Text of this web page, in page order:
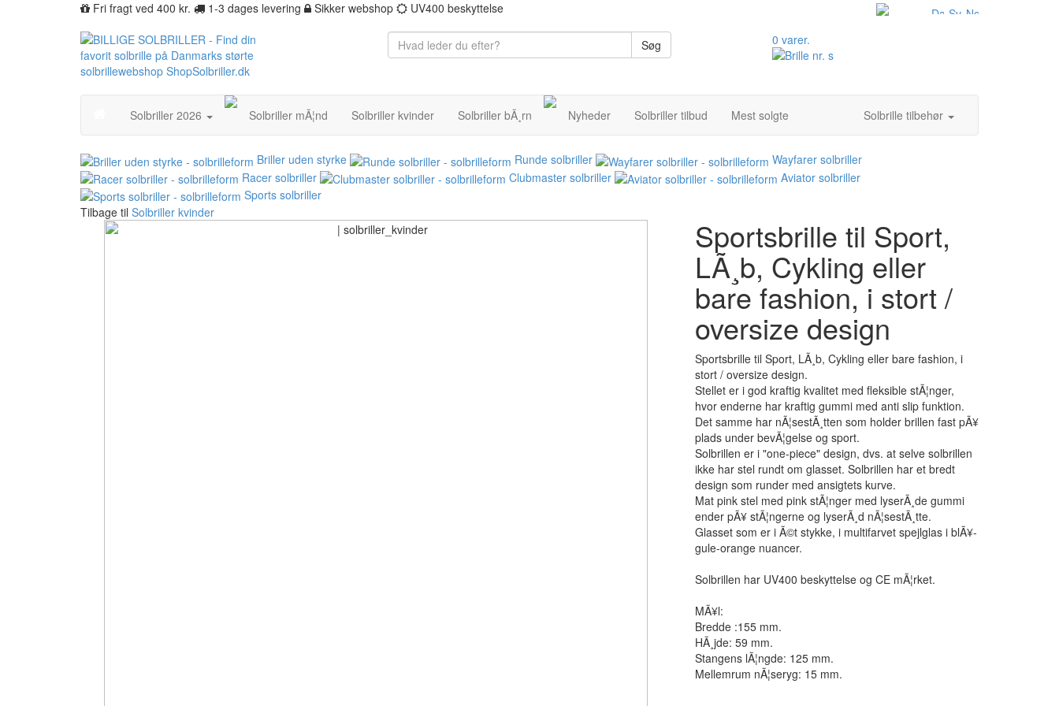
Fri fragt ved 400 kr. 1-3 dages levering Sikker webshop UV400 beskyttelse
Søg 0 varer.
Solbriller 2026 Solbriller mÃ¦nd Solbriller kvinder Solbriller bÃ¸rn Nyheder Solbriller tilbud Mest solgte Solbrille tilbehør
Briller uden styrke Runde solbriller
Wayfarer solbriller
Racer solbriller
Clubmaster solbriller
Aviator solbriller
Sports solbriller
Tilbage til Solbriller kvinder
Sportsbrille til Sport,
LÃ¸b, Cykling eller
bare fashion, i stort /
oversize design
Sportsbrille til Sport, LÃ¸b, Cykling eller bare fashion, i
stort / oversize design.
Stellet er i god kraftig kvalitet med fleksible stÃ¦nger,
hvor enderne har kraftig gummi med anti slip funktion.
Det samme har nÃ¦sestÃ¸tten som holder brillen fast pÃ¥
plads under bevÃ¦gelse og sport.
Solbrillen er i "one-piece" design, dvs. at selve solbrillen
ikke har stel rundt om glasset. Solbrillen har et bredt
design som runder med ansigtets kurve.
Mat pink stel med pink stÃ¦nger med lyserÃ¸de gummi
ender pÃ¥ stÃ¦ngerne og lyserÃ¸d nÃ¦sestÃ¸tte.
Glasset som er i Ã©t stykke, i multifarvet spejlglas i blÃ¥-
gule-orange nuancer.
Solbrillen har UV400 beskyttelse og CE mÃ¦rket.
MÃ¥l:
Bredde :155 mm.
HÃ¸jde: 59 mm.
Stangens lÃ¦ngde: 125 mm.
Mellemrum nÃ¦seryg: 15 mm.